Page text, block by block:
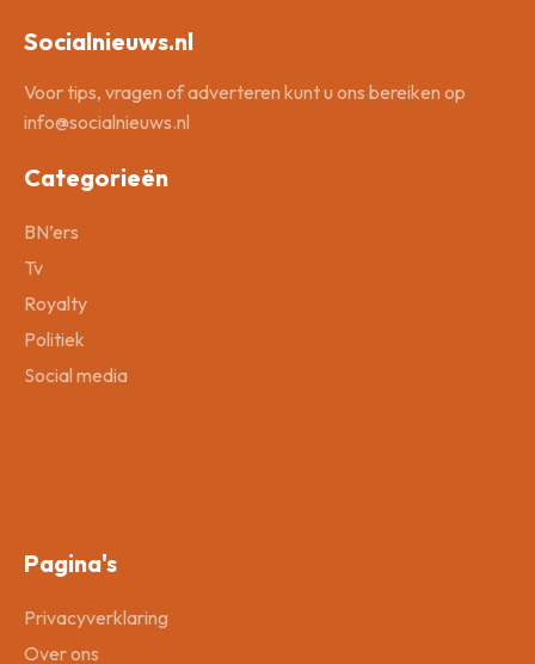
Socialnieuws.nl
Voor tips, vragen of adverteren kunt u ons bereiken op
info@socialnieuws.nl
Categorieën
BN’ers
Tv
Royalty
Politiek
Social media
Pagina's
Privacyverklaring
Over ons